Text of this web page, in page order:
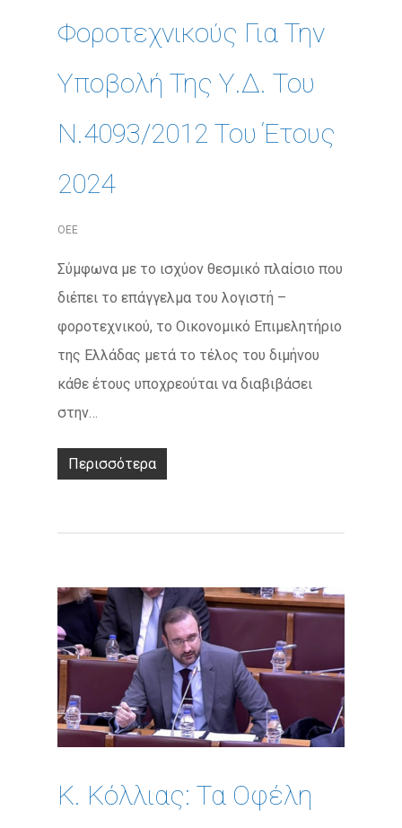
Φοροτεχνικούς Για Την
Υποβολή Της Υ.Δ. Του
Ν.4093/2012 Του Έτους
2024
ΟΕΕ
Σύμφωνα με το ισχύον θεσμικό πλαίσιο που
διέπει το επάγγελμα του λογιστή –
φοροτεχνικού, το Οικονομικό Επιμελητήριο
της Ελλάδας μετά το τέλος του διμήνου
κάθε έτους υποχρεούται να διαβιβάσει
στην…
Περισσότερα
Κ. Κόλλιας: Τα Οφέλη